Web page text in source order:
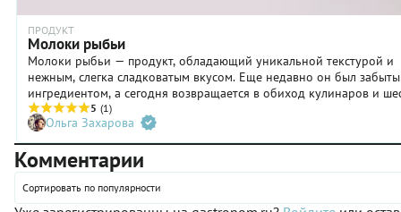
ПРОДУКТ
Молоки рыбьи
Молоки рыбьи — продукт, обладающий уникальной текстурой и
нежным, слегка сладковатым вкусом. Еще недавно он был
ингредиентом, а сегодня возвращается в обиход кулинаров и
поваров.
5 (1)
Ольга Захарова
Комментарии
Сортировать по популярности